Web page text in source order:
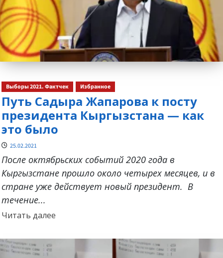
Выборы 2021. Фактчек Избранное
Путь Садыра Жапарова к посту
президента Кыргызстана — как
это было
25.02.2021
После октябрьских событий 2020 года в
Кыргызстане прошло около четырех месяцев, и в
стране уже действует новый президент. В
течение...
Читать далееПрочитать
о